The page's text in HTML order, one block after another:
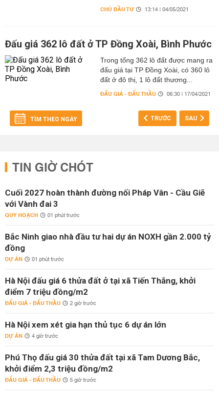
CHỦ ĐẦU TƯ 13:14 | 04/05/2021
Đấu giá 362 lô đất ở TP Đồng Xoài, Bình Phước
Trong tổng 362 lô đất được mang ra
đấu giá tại TP Đồng Xoài, có 360 lô
đất ở đô thị, 1 lô đất thương...
ĐẤU GIÁ - ĐẤU THẦU 06:30 | 17/04/2021
TÌM THEO NGÀY TRƯỚC SAU
TIN GIỜ CHÓT
Cuối 2027 hoàn thành đường nối Pháp Vân - Cầu Giẽ
với Vành đai 3
QUY HOẠCH 01 phút trước
Bắc Ninh giao nhà đầu tư hai dự án NOXH gần 2.000 tỷ
đồng
DỰ ÁN 01 phút trước
Hà Nội đấu giá 6 thửa đất ở tại xã Tiến Thắng, khởi
điểm 7 triệu đồng/m2
ĐẤU GIÁ - ĐẤU THẦU 2 giờ trước
Hà Nội xem xét gia hạn thủ tục 6 dự án lớn
DỰ ÁN 4 giờ trước
Phú Thọ đấu giá 30 thửa đất tại xã Tam Dương Bắc,
khởi điểm 2,3 triệu đồng/m2
ĐẤU GIÁ - ĐẤU THẦU 5 giờ trước